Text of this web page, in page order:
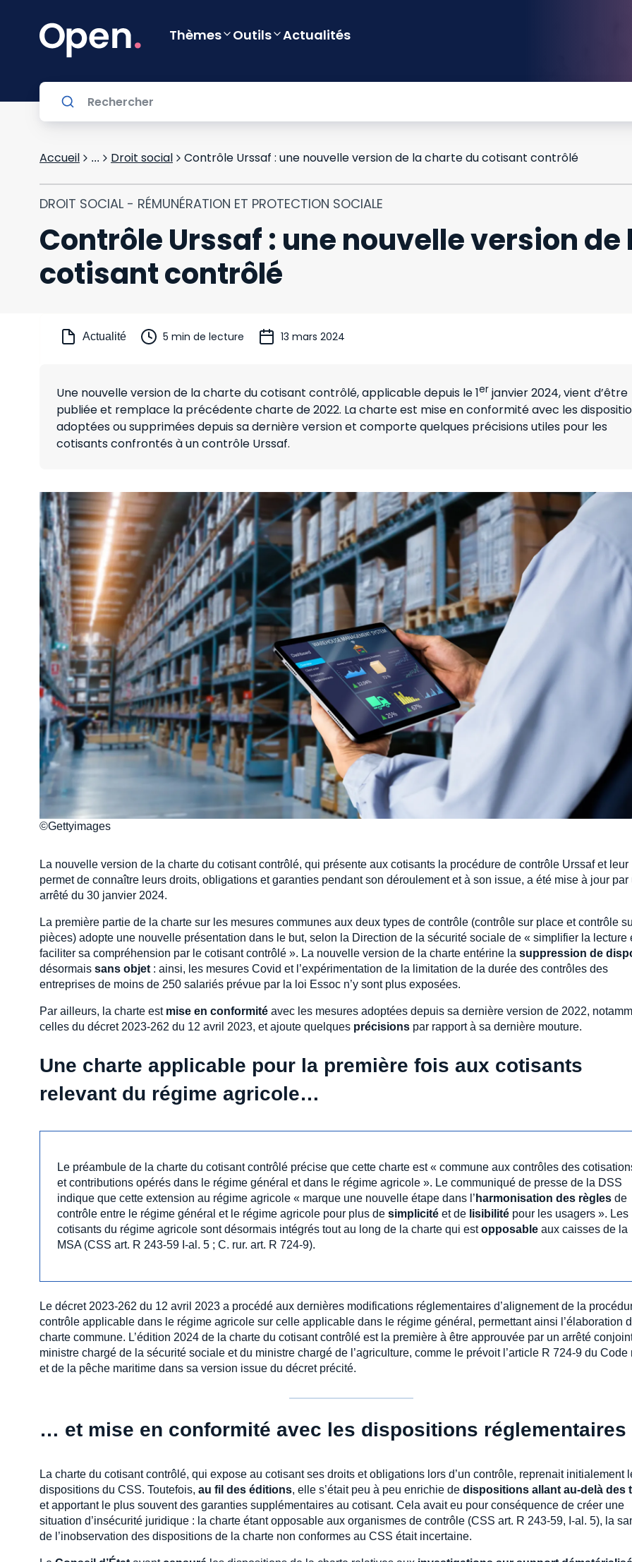
Thèmes Outils Actualités
Accueil ... Droit social Contrôle Urssaf : une nouvelle version de la charte du cotisant contrôlé
DROIT SOCIAL - RÉMUNÉRATION ET PROTECTION SOCIALE
Contrôle Urssaf : une nouvelle version
cotisant contrôlé
Actualité 5 min de lecture 13 mars 2024
Une nouvelle version de la charte du cotisant contrôlé, applicable depuis le 1er janvier 2024, vient d’être
publiée et remplace la précédente charte de 2022. La charte est mise en conformité avec les
adoptées ou supprimées depuis sa dernière version et comporte quelques précisions utiles pour les
cotisants confrontés à un contrôle Urssaf.
©Gettyimages
La nouvelle version de la charte du cotisant contrôlé, qui présente aux cotisants la procédure de contrôle Urssaf et leur
permet de connaître leurs droits, obligations et garanties pendant son déroulement et à son issue, a été mise à jour par
arrêté du 30 janvier 2024.
La première partie de la charte sur les mesures communes aux deux types de contrôle (contrôle sur place et contrôle
pièces) adopte une nouvelle présentation dans le but, selon la Direction de la sécurité sociale de « simplifier la lecture
faciliter sa compréhension par le cotisant contrôlé ». La nouvelle version de la charte entérine la suppression de
désormais sans objet : ainsi, les mesures Covid et l’expérimentation de la limitation de la durée des contrôles des
entreprises de moins de 250 salariés prévue par la loi Essoc n’y sont plus exposées.
Par ailleurs, la charte est mise en conformité avec les mesures adoptées depuis sa dernière version de 2022,
celles du décret 2023-262 du 12 avril 2023, et ajoute quelques précisions par rapport à sa dernière mouture.
Une charte applicable pour la première fois aux cotisants
relevant du régime agricole…
Le préambule de la charte du cotisant contrôlé précise que cette charte est « commune aux contrôles des
et contributions opérés dans le régime général et dans le régime agricole ». Le communiqué de presse de la DSS
indique que cette extension au régime agricole « marque une nouvelle étape dans l’ harmonisation des règles de
contrôle entre le régime général et le régime agricole pour plus de simplicité et de lisibilité pour les usagers ». Les
cotisants du régime agricole sont désormais intégrés tout au long de la charte qui estopposable aux caisses de la
MSA (CSS art. R 243-59 I-al. 5 ; C. rur. art. R 724-9).
Le décret 2023-262 du 12 avril 2023 a procédé aux dernières modifications réglementaires d’alignement de la
contrôle applicable dans le régime agricole sur celle applicable dans le régime général, permettant ainsi l’élaboration
charte commune. L’édition 2024 de la charte du cotisant contrôlé est la première à être approuvée par un arrêté
ministre chargé de la sécurité sociale et du ministre chargé de l’agriculture, comme le prévoit l’article R 724-9 du Code
et de la pêche maritime dans sa version issue du décret précité.
… et mise en conformité avec les dispositions réglementaires
La charte du cotisant contrôlé, qui expose au cotisant ses droits et obligations lors d’un contrôle, reprenait initialement
dispositions du CSS. Toutefois, au fil des éditions, elle s’était peu à peu enrichie de dispositions allant au-delà des
et apportant le plus souvent des garanties supplémentaires au cotisant. Cela avait eu pour conséquence de créer une
situation d’insécurité juridique : la charte étant opposable aux organismes de contrôle (CSS art. R 243-59, I-al. 5), la
de l’inobservation des dispositions de la charte non conformes au CSS était incertaine.